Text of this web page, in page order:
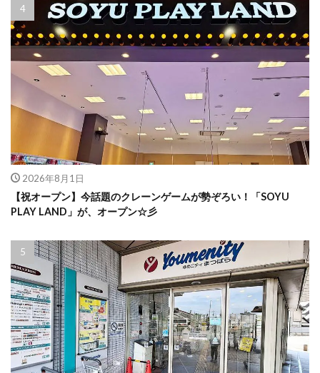
2026年8月1日
【祝オープン】今話題のクレーンゲームが勢ぞろい！「SOYU
PLAY LAND」が、オープン☆彡